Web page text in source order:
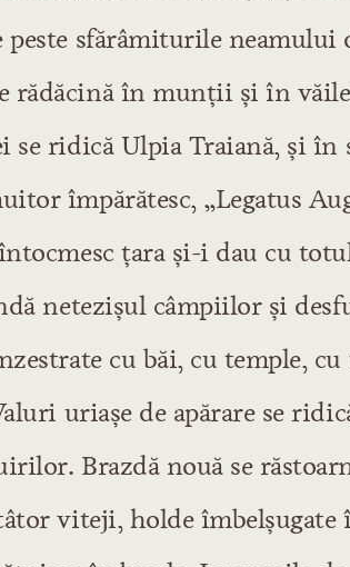
românesc
principatelor
Mircea cel Mare
Mircea, Vlad Țepeș
Mare
în veacul al XVII-lea
peste sfărâmiturile
rădăcină în munții și în
se ridică Ulpia Traiană, și în
împărătesc, „Legatus
țara și-i dau cu
netezișul câmpiilor și
cu băi, cu temple,
uriașe de apărare se
Brazdă nouă se
viteji, holde